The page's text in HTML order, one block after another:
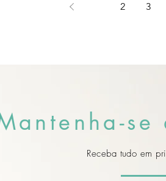
2 3
Receba tudo em